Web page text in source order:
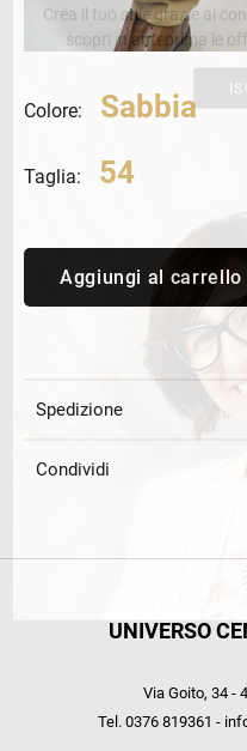
Colore: Sabbia
Taglia: 54
Aggiungi al carrello
Spedizione
Condividi
UNIVERSO
Via Goito, 34 -
Tel. 0376 819361 -
Crea il tuo stile grazie ai
scopri in anteprima le